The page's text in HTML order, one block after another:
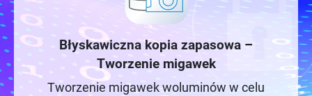
Błyskawiczna kopia zapasowa –
Tworzenie migawek
Tworzenie migawek woluminów w celu